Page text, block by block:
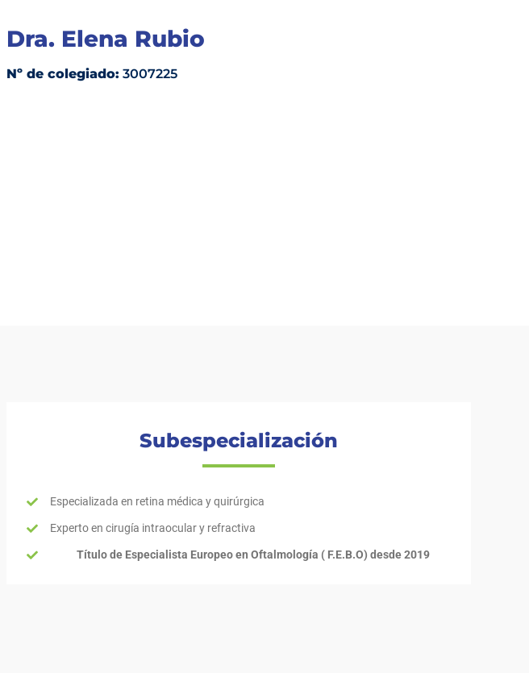
Dra. Elena Rubio
Nº de colegiado: 3007225
Subespecialización
Especializada en retina médica y quirúrgica
Experto en cirugía intraocular y refractiva
Título de Especialista Europeo en Oftalmología ( F.E.B.O) desde 2019